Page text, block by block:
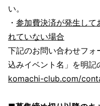
い。
・ 参加費決済が発生して
れていない場合
下記のお問い合わせフォ
込みイベント名」を明記
komachi-club.com/